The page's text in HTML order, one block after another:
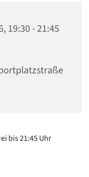
19:30 - 21:45
bis 21:45 Uhr